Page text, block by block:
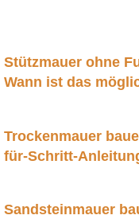
Stützmauer ohne
Wann ist das
Trockenmauer
für-Schritt-
Sandsteinmauer